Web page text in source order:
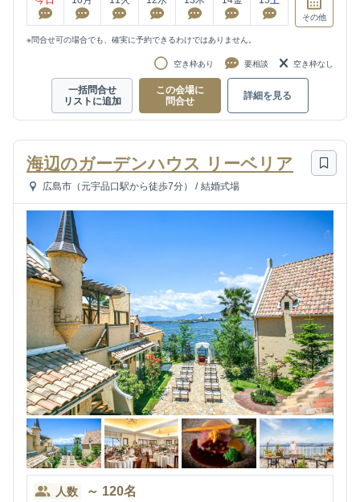
その他
※問合せ可の場合でも、確実に予約できるわけではありません。
空き枠あり 要相談 空き枠なし
一括問合せ
リストに追加
この会場に
問合せ
詳細を見る
海辺のガーデンハウス リーベリア
広島市（元宇品口駅から徒歩7分） / 結婚式場
人数 ～ 120名